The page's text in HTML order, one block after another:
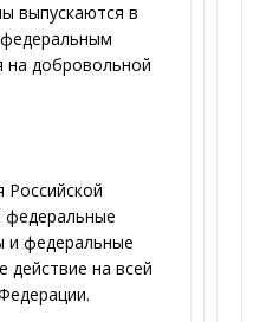
выпускаются в
добровольной
Российской
федеральные
и федеральные
на всей